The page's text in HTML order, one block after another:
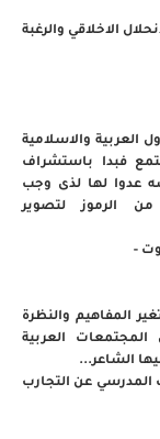
الاخلاقي والرغبة
والاسلامية
فبدا باستشراف
عدوا لها لذى وجب
الرموز لتصوير
-
المفاهيم والنظرة
العربية
الشاعر...
المدرسي عن التجارب